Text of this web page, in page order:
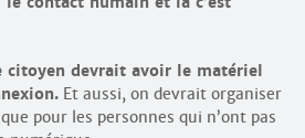
citoyen devrait avoir le matériel
Et aussi, on devrait organiser
pour les personnes qui n’ont pas